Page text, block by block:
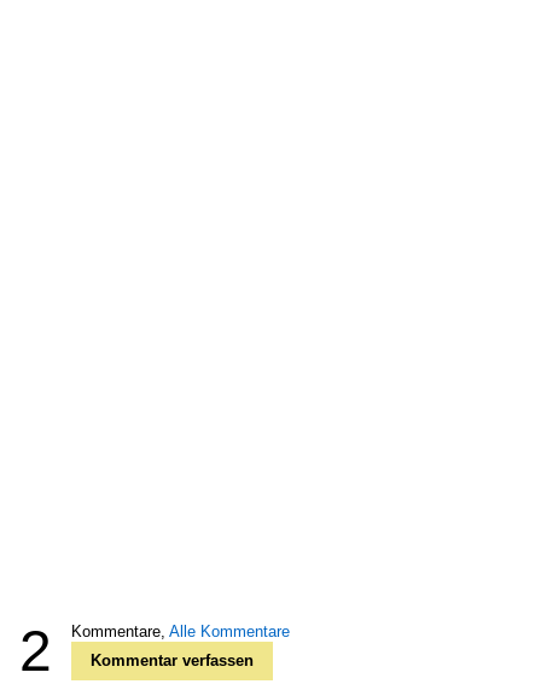
2 Kommentare, Alle Kommentare
Kommentar verfassen